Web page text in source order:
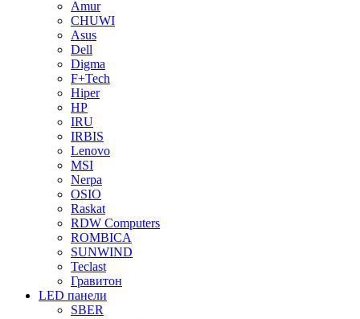
Amur
CHUWI
Asus
Dell
Digma
F+Tech
Hiper
HP
IRU
IRBIS
Lenovo
MSI
Nerpa
OSIO
Raskat
RDW Computers
ROMBICA
SUNWIND
Teclast
Гравитон
LED панели
SBER